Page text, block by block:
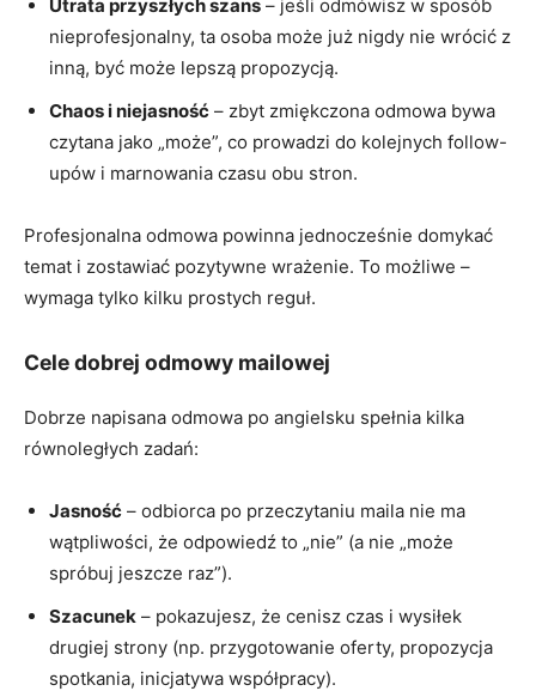
Utrata przyszłych szans – jeśli odmówisz w sposób
nieprofesjonalny, ta osoba może już nigdy nie wrócić z
inną, być może lepszą propozycją.
Chaos i niejasność – zbyt zmiękczona odmowa bywa
czytana jako „może”, co prowadzi do kolejnych follow-
upów i marnowania czasu obu stron.
Profesjonalna odmowa powinna jednocześnie domykać
temat i zostawiać pozytywne wrażenie. To możliwe –
wymaga tylko kilku prostych reguł.
Cele dobrej odmowy mailowej
Dobrze napisana odmowa po angielsku spełnia kilka
równoległych zadań:
Jasność – odbiorca po przeczytaniu maila nie ma
wątpliwości, że odpowiedź to „nie” (a nie „może
spróbuj jeszcze raz”).
Szacunek – pokazujesz, że cenisz czas i wysiłek
drugiej strony (np. przygotowanie oferty, propozycja
spotkania, inicjatywa współpracy).